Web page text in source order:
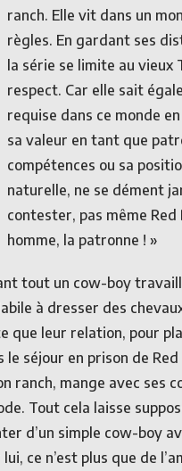
ranch. Elle vit dans un
règles. En gardant ses
la série se limite au vieux
respect. Car elle sait
requise dans ce monde
sa valeur en tant que
compétences ou sa
naturelle, ne se dément
contester, pas même Red
homme, la patronne ! »
tout un cow-boy
à dresser des
que leur relation, pour
séjour en prison de
ranch, mange avec ses
Tout cela laisse
d’un simple cow-boy
ce n’est plus que de